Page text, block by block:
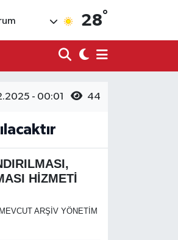
28°
- 00:01 44
HİZMETİ
ARŞİV YÖNETİM